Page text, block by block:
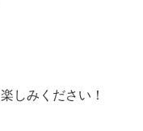
しみください！